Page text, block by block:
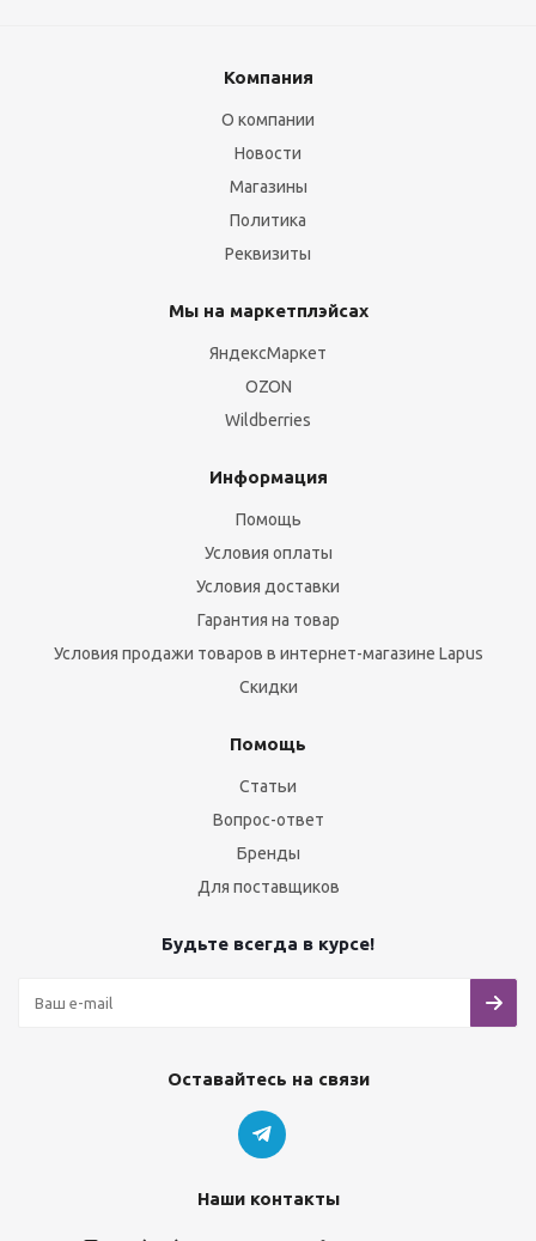
Компания
О компании
Новости
Магазины
Политика
Реквизиты
Мы на маркетплэйсах
ЯндексМаркет
OZON
Wildberries
Информация
Помощь
Условия оплаты
Условия доставки
Гарантия на товар
Условия продажи товаров в интернет-магазине Lapus
Скидки
Помощь
Статьи
Вопрос-ответ
Бренды
Для поставщиков
Будьте всегда в курсе!
Оставайтесь на связи
Наши контакты